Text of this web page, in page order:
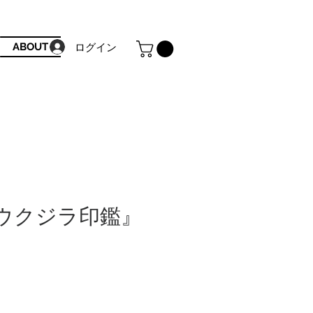
ABOUT ログイン
クジラ印鑑』